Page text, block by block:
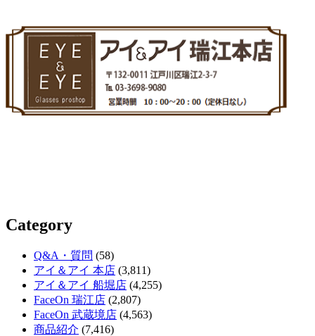
Category
Q&A・質問 (58)
アイ＆アイ 本店 (3,811)
アイ＆アイ 船堀店 (4,255)
FaceOn 瑞江店 (2,807)
FaceOn 武蔵境店 (4,563)
商品紹介 (7,416)